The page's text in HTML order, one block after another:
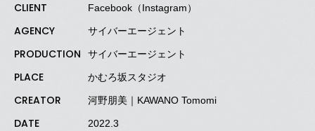
CLIENT Facebook（Instagram）
AGENCY サイバーエージェント
PRODUCTION サイバーエージェント
PLACE かむろ坂スタジオ
CREATOR 河野朋美｜KAWANO Tomomi
DATE 2022.3